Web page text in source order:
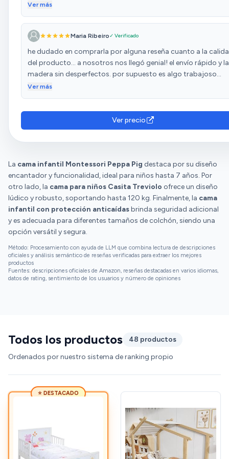
sencillo. Muy contenta con la compra, la recomiendo sin
Ver más
Maria Ribeiro✓ Verificado
he dudado en comprarla por alguna reseña cuanto a la
del producto... a nosotros nos llegó genial! el envío rápido y la
madera sin desperfectos. por supuesto es algo trabajoso
montarla pero las instrucciones son claras y te facilitan el
Ver más
Ver precio
La cama infantil Montessori Peppa Pig destaca por su diseño
encantador y funcionalidad, ideal para niños hasta 7 años. Por
otro lado, la cama para niños Casita Treviolo ofrece un diseño
lúdico y robusto, soportando hasta 120 kg. Finalmente, la cama
infantil con protección anticaídasbrinda seguridad adicional
y es adecuada para diferentes tamaños de colchón, siendo una
opción versátil y segura.
Método: Procesamiento con ayuda de LLM que combina lectura de descripciones
oficiales y análisis semántico de reseñas verificadas para extraer los mejores
productos
Fuentes: descripciones oficiales de Amazon, reseñas destacadas en varios idiomas,
datos de rating, sentimiento de los usuarios y número de opiniones
Todos los productos
48 productos
Ordenados por nuestro sistema de ranking propio
⭐ DESTACADO